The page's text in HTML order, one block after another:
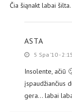
Čia šiąnakt labai šilta.
ASTA
5 Spa ’10 -
Insolente, ačiū
įspaudžiančius
gera… labai